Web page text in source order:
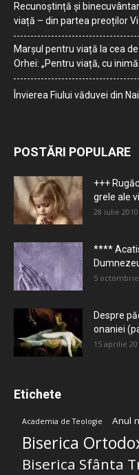
Recunoștință și
viață – din partea preoților
Marșul pentru viață la cea
Orhei: „Pentru viață, cu
Învierea Fiului văduvei din
POSTĂRI POPULARE
+++
grele ale
28 iulie 2010
****
5 octombrie
Despre
onaniei
15 aprilie
Etichete
Academia de Teologie Anul
Biserica
Biserica Sfânta